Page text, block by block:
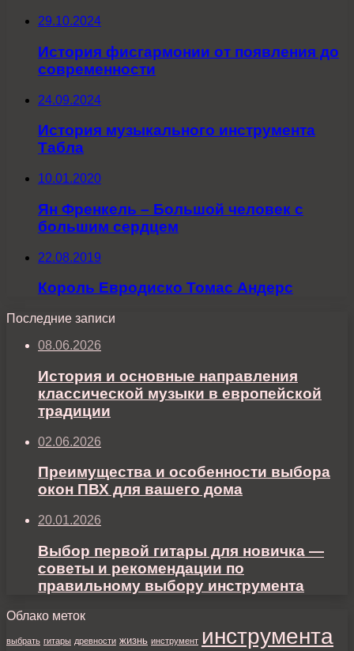
29.10.2024
История фисгармонии от появления до
современности
24.09.2024
История музыкального инструмента
Табла
10.01.2020
Ян Френкель – Большой человек с
большим сердцем
22.08.2019
Король Евродиско Томас Андерс
Последние записи
08.06.2026
История и основные направления
классической музыки в европейской
традиции
02.06.2026
Преимущества и особенности выбора
окон ПВХ для вашего дома
20.01.2026
Выбор первой гитары для новичка —
советы и рекомендации по
правильному выбору инструмента
Облако меток
выбрать гитары древности жизнь инструмент инструмента